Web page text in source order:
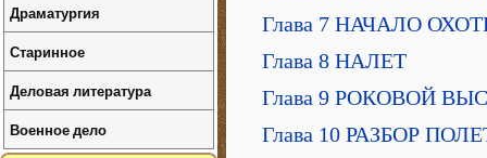
Глава 7 НАЧАЛО
Глава 8 НАЛЕТ
Глава 9 РОКОВОЙ
Глава 10 РАЗБОР
Драматургия
Старинное
Деловая литература
Военное дело